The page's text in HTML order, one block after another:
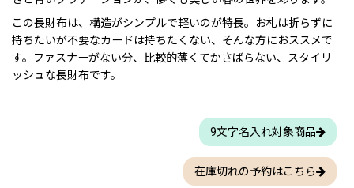
この長財布は、構造がシンプルで軽いのが特長。お札は折らずに
持ちたいが不要なカードは持ちたくない、そんな方におススメで
す。ファスナーがない分、比較的薄くてかさばらない、スタイリ
ッシュな長財布です。
9文字名入れ対象商品
在庫切れの予約はこちら